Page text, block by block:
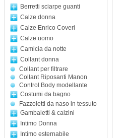
Berretti sciarpe guanti
Calze donna
Calze Enrico Coveri
Calze uomo
Camicia da notte
Collant donna
Collant per filtrare
Collant Riposanti Manon
Control Body modellante
Costumi da bagno
Fazzoletti da naso in tessuto
Gambaletti & calzini
Intimo Donna
Intimo esternabile